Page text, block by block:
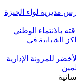
مديرية لواء الجيزة
بالانتماء الوطني
الشبابية في
للمرونة الإدارية